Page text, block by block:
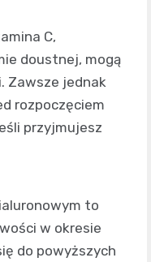
C,
doustnej, mogą
Zawsze jednak
rozpoczęciem
przyjmujesz
to
w okresie
do powyższych